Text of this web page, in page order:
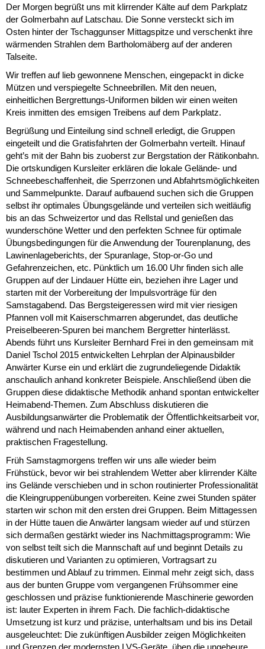
Der Morgen begrüßt uns mit klirrender Kälte auf dem Parkplatz
der Golmerbahn auf Latschau. Die Sonne versteckt sich im
Osten hinter der Tschaggunser Mittagspitze und verschenkt ihre
wärmenden Strahlen dem Bartholomäberg auf der anderen
Talseite.
Wir treffen auf lieb gewonnene Menschen, eingepackt in dicke
Mützen und verspiegelte Schneebrillen. Mit den neuen,
einheitlichen Bergrettungs-Uniformen bilden wir einen weiten
Kreis inmitten des emsigen Treibens auf dem Parkplatz.
Begrüßung und Einteilung sind schnell erledigt, die Gruppen
eingeteilt und die Gratisfahrten der Golmerbahn verteilt. Hinauf
geht’s mit der Bahn bis zuoberst zur Bergstation der Rätikonbahn.
Die ortskundigen Kursleiter erklären die lokale Gelände- und
Schneebeschaffenheit, die Sperrzonen und Abfahrtsmöglichkeiten
und Sammelpunkte. Darauf aufbauend suchen sich die Gruppen
selbst ihr optimales Übungsgelände und verteilen sich weitläufig
bis an das Schweizertor und das Rellstal und genießen das
wunderschöne Wetter und den perfekten Schnee für optimale
Übungsbedingungen für die Anwendung der Tourenplanung, des
Lawinenlageberichts, der Spuranlage, Stop-or-Go und
Gefahrenzeichen, etc. Pünktlich um 16.00 Uhr finden sich alle
Gruppen auf der Lindauer Hütte ein, beziehen ihre Lager und
starten mit der Vorbereitung der Impulsvorträge für den
Samstagabend. Das Bergsteigeressen wird mit vier riesigen
Pfannen voll mit Kaiserschmarren abgerundet, das deutliche
Preiselbeeren-Spuren bei manchem Bergretter hinterlässt.
Abends führt uns Kursleiter Bernhard Frei in den gemeinsam mit
Daniel Tschol 2015 entwickelten Lehrplan der Alpinausbilder
Anwärter Kurse ein und erklärt die zugrundeliegende Didaktik
anschaulich anhand konkreter Beispiele. Anschließend üben die
Gruppen diese didaktische Methodik anhand spontan entwickelter
Heimabend-Themen. Zum Abschluss diskutieren die
Ausbildungsanwärter die Problematik der Öffentlichkeitsarbeit vor,
während und nach Heimabenden anhand einer aktuellen,
praktischen Fragestellung.
Früh Samstagmorgens treffen wir uns alle wieder beim
Frühstück, bevor wir bei strahlendem Wetter aber klirrender Kälte
ins Gelände verschieben und in schon routinierter Professionalität
die Kleingruppenübungen vorbereiten. Keine zwei Stunden später
starten wir schon mit den ersten drei Gruppen. Beim Mittagessen
in der Hütte tauen die Anwärter langsam wieder auf und stürzen
sich dermaßen gestärkt wieder ins Nachmittagsprogramm: Wie
von selbst teilt sich die Mannschaft auf und beginnt Details zu
diskutieren und Varianten zu optimieren, Vortragsart zu
bestimmen und Ablauf zu trimmen. Einmal mehr zeigt sich, dass
aus der bunten Gruppe vom vergangenen Frühsommer eine
geschlossen und präzise funktionierende Maschinerie geworden
ist: lauter Experten in ihrem Fach. Die fachlich-didaktische
Umsetzung ist kurz und präzise, unterhaltsam und bis ins Detail
ausgeleuchtet: Die zukünftigen Ausbilder zeigen Möglichkeiten
und Grenzen der modernsten LVS-Geräte, üben die ungeheure